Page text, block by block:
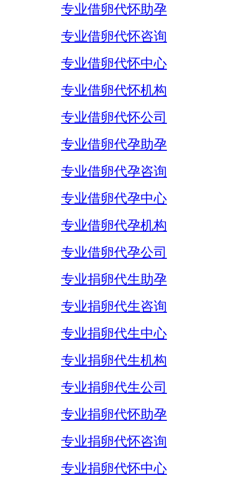
专业借卵代怀助孕
专业借卵代怀咨询
专业借卵代怀中心
专业借卵代怀机构
专业借卵代怀公司
专业借卵代孕助孕
专业借卵代孕咨询
专业借卵代孕中心
专业借卵代孕机构
专业借卵代孕公司
专业捐卵代生助孕
专业捐卵代生咨询
专业捐卵代生中心
专业捐卵代生机构
专业捐卵代生公司
专业捐卵代怀助孕
专业捐卵代怀咨询
专业捐卵代怀中心